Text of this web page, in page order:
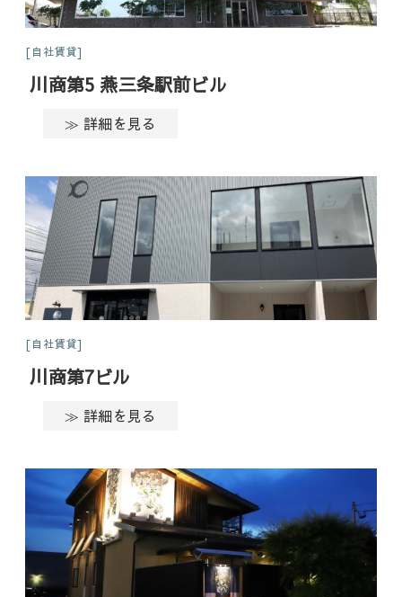
自社賃貸
川商第5 燕三条駅前ビル
≫ 詳細を見る
自社賃貸
川商第7ビル
≫ 詳細を見る